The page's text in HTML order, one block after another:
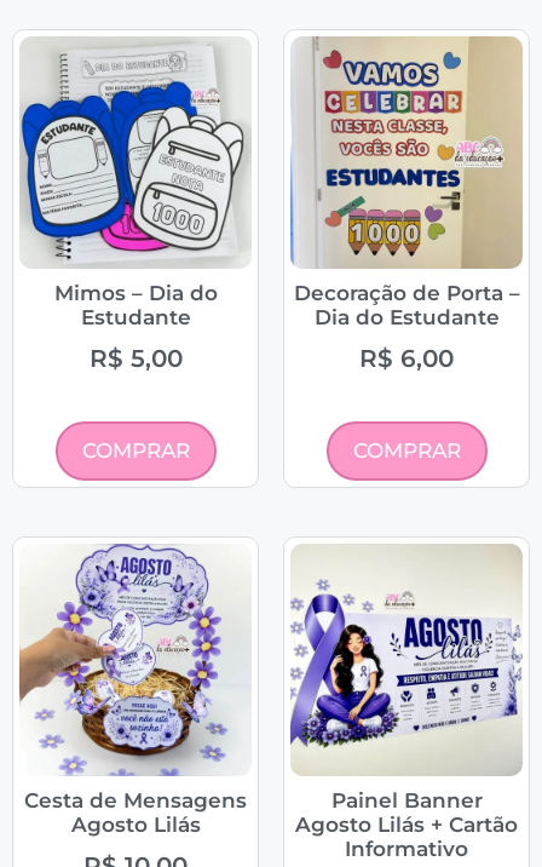
Mimos – Dia do
Estudante
R$ 5,00
COMPRAR
Decoração de Porta –
Dia do Estudante
R$ 6,00
COMPRAR
Cesta de Mensagens
Agosto Lilás
Painel Banner
Agosto Lilás + Cartão
Informativo